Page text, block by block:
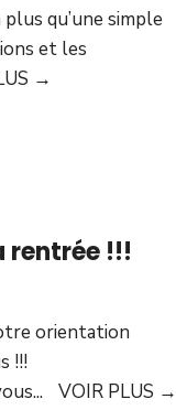
qu’une simple
et les
→
rentrée !!!
orientation
!!!
... VOIR PLUS →